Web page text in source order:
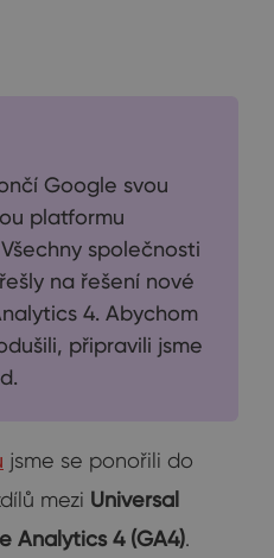
Google svou
platformu
společnosti
na řešení nové
4. Abychom
připravili jsme
jsme se ponořili do
mezi Universal
Analytics 4 (GA4).